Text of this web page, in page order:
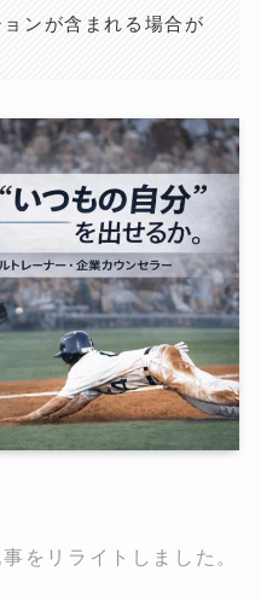
ンが含まれる場合が
をリライトしました。